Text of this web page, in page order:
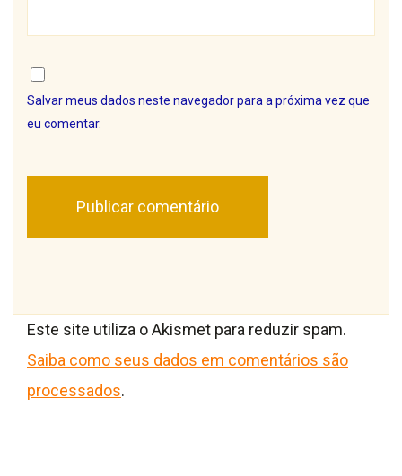
Salvar meus dados neste navegador para a próxima vez que
eu comentar.
Este site utiliza o Akismet para reduzir spam.
Saiba como seus dados em comentários são
processados.